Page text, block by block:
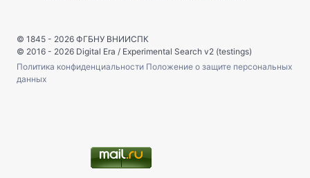
© 1845 - 2026 ФГБНУ ВНИИСПК
© 2016 - 2026 Digital Era / Experimental Search v2 (testings)
Политика конфиденциальности Положение о защите персональных
данных